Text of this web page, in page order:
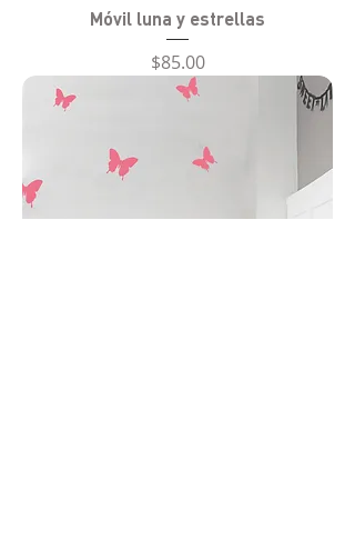
Móvil luna y estrellas
Precio
$85.00